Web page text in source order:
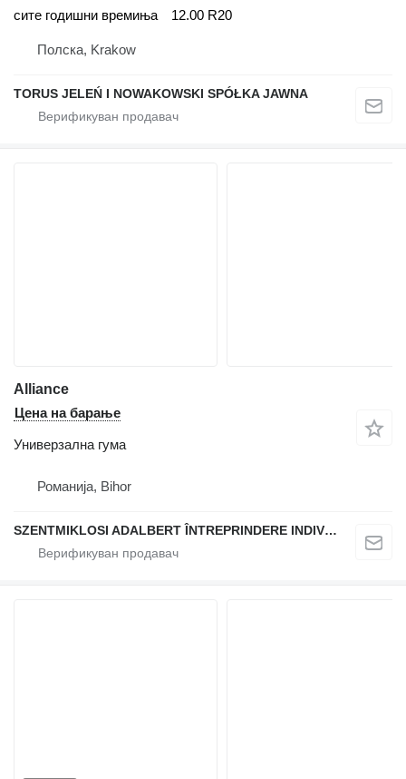
сите годишни времиња
12.00 R20
Полска, Krakow
TORUS JELEŃ I NOWAKOWSKI SPÓŁKA JAWNA
Alliance
Цена на барање
Универзална гума
Романија, Bihor
SZENTMIKLOSI ADALBERT ÎNTREPRINDERE INDIVIDUALĂ